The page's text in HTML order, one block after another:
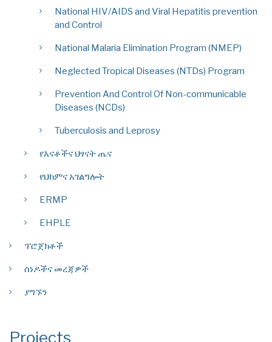
National HIV/AIDS and Viral Hepatitis prevention
and Control
National Malaria Elimination Program (NMEP)
Neglected Tropical Diseases (NTDs) Program
Prevention And Control Of Non-communicable
Diseases (NCDs)
Tuberculosis and Leprosy
የእናቶችና ህፃናት ጤና
የህክምና አገልግሎት
ERMP
EHPLE
ፕሮጀክቶች
ሰነዶችና መረጃዎች
ያግኙን
Projects